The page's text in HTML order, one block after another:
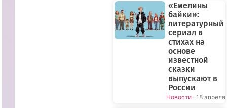
«Емелины
байки»:
литературный
сериал в
стихах на
основе
известной
сказки
выпускают в
России
Новости- 18 апреля